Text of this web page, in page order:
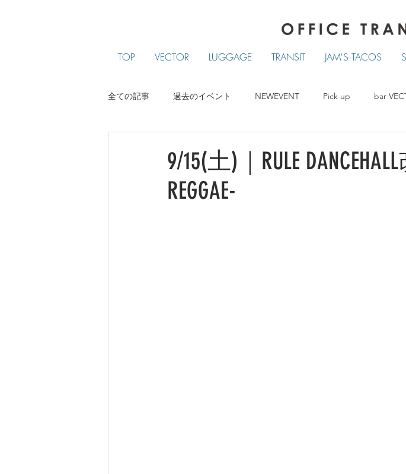
TOP VECTOR LUGGAGE TRANSIT JAM'S TACOS
全ての記事 過去のイベント NEWEVENT Pick up bar
9/15(土)｜RULE DANCEHALL
REGGAE-